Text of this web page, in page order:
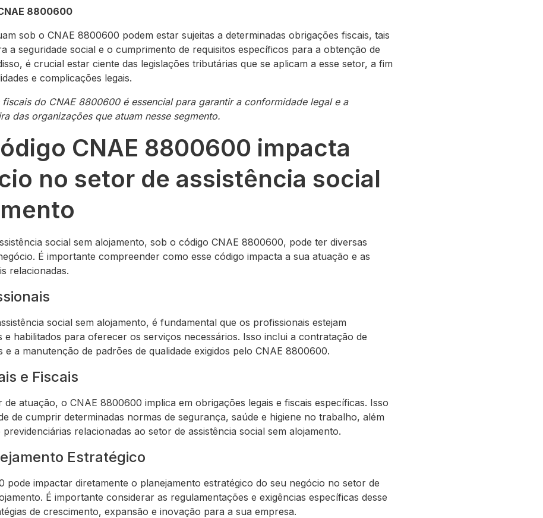
8800600
sob o CNAE 8800600 podem estar sujeitas a determinadas obrigações fiscais, tais
a seguridade social e o cumprimento de requisitos específicos para a obtenção de
é crucial estar ciente das legislações tributárias que se aplicam a esse setor, a fim
e complicações legais.
do CNAE 8800600 é essencial para garantir a conformidade legal e a
das organizações que atuam nesse segmento.
CNAE 8800600 impacta
no setor de assistência social
social sem alojamento, sob o código CNAE 8800600, pode ter diversas
É importante compreender como esse código impacta a sua atuação e as
relacionadas.
social sem alojamento, é fundamental que os profissionais estejam
e habilitados para oferecer os serviços necessários. Isso inclui a contratação de
e a manutenção de padrões de qualidade exigidos pelo CNAE 8800600.
e Fiscais
atuação, o CNAE 8800600 implica em obrigações legais e fiscais específicas. Isso
de cumprir determinadas normas de segurança, saúde e higiene no trabalho, além
relacionadas ao setor de assistência social sem alojamento.
Estratégico
pode impactar diretamente o planejamento estratégico do seu negócio no setor de
É importante considerar as regulamentações e exigências específicas desse
de crescimento, expansão e inovação para a sua empresa.